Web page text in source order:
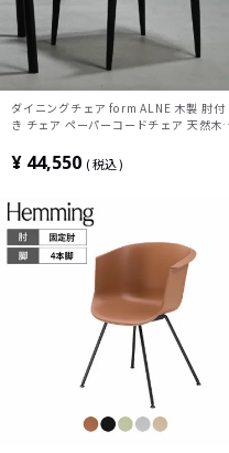
ダイニングチェア form ALNE 木製 肘付
き チェア ペーパーコードチェア 天然木
み 北欧 モダン ブラック ナチュラル 完成
品
¥ 44,550 税込